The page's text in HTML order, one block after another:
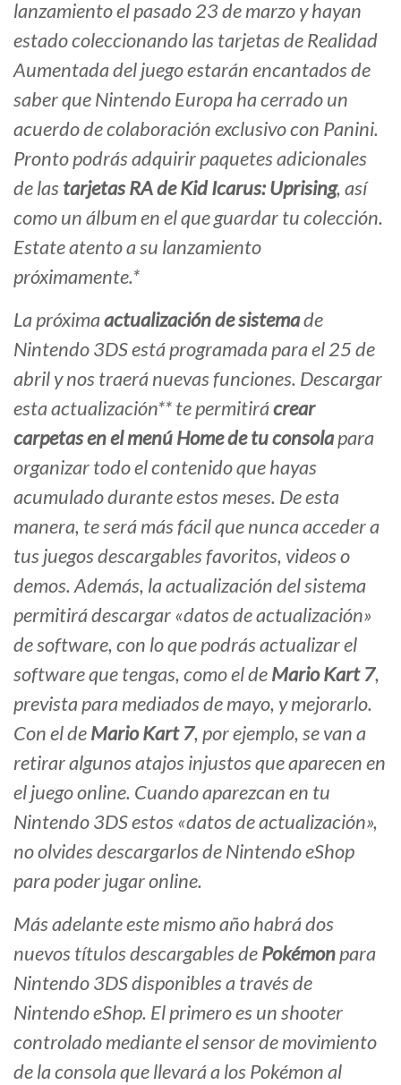
lanzamiento el pasado 23 de marzo y hayan
estado coleccionando las tarjetas de Realidad
Aumentada del juego estarán encantados de
saber que Nintendo Europa ha cerrado un
acuerdo de colaboración exclusivo con Panini.
Pronto podrás adquirir paquetes adicionales
de lastarjetas RA deKid Icarus: Uprising, así
como un álbum en el que guardar tu colección.
Estate atento a su lanzamiento
próximamente.*
La próximaactualización de sistemade
Nintendo 3DS está programada para el 25 de
abril y nos traerá nuevas funciones. Descargar
esta actualización** te permitirácrear
carpetas en el menú Home de tu consolapara
organizar todo el contenido que hayas
acumulado durante estos meses. De esta
manera, te será más fácil que nunca acceder a
tus juegos descargables favoritos, videos o
demos. Además, la actualización del sistema
permitirá descargar «datos de actualización»
de software, con lo que podrás actualizar el
software que tengas, como el deMario Kart 7,
prevista para mediados de mayo, y mejorarlo.
Con el deMario Kart 7, por ejemplo, se van a
retirar algunos atajos injustos que aparecen en
el juego online. Cuando aparezcan en tu
Nintendo 3DS estos «datos de actualización»,
no olvides descargarlos de Nintendo eShop
para poder jugar online.
Más adelante este mismo año habrá dos
nuevos títulos descargables dePokémonpara
Nintendo 3DS disponibles a través de
Nintendo eShop. El primero es un shooter
controlado mediante el sensor de movimiento
de la consola que llevará a los Pokémon al